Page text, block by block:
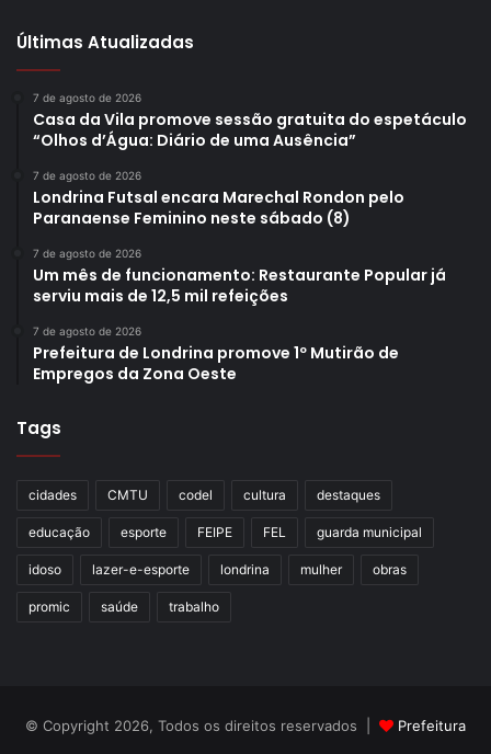
Últimas Atualizadas
7 de agosto de 2026
Casa da Vila promove sessão gratuita do espetáculo
“Olhos d’Água: Diário de uma Ausência”
7 de agosto de 2026
Londrina Futsal encara Marechal Rondon pelo
Paranaense Feminino neste sábado (8)
7 de agosto de 2026
Um mês de funcionamento: Restaurante Popular já
serviu mais de 12,5 mil refeições
7 de agosto de 2026
Prefeitura de Londrina promove 1º Mutirão de
Empregos da Zona Oeste
Tags
cidades CMTU codel cultura destaques
educação esporte FEIPE FEL guarda municipal
idoso lazer-e-esporte londrina mulher obras
promic saúde trabalho
© Copyright 2026, Todos os direitos reservados |
Prefeitura